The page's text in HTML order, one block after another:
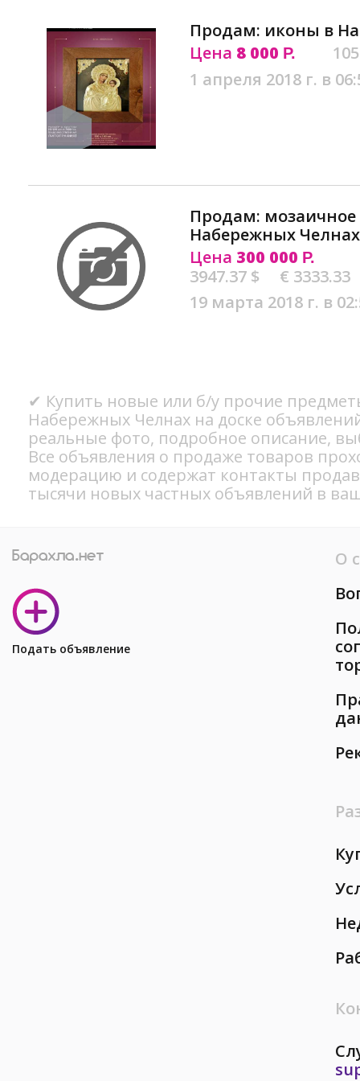
Продам: иконы в
Цена 8 000 Р.
1 апреля 2018 г. в
Продам: мозаичное
Набережных Челнах
Цена 300 000 Р.
3947.37 $
€ 3333.33
19 марта 2018 г. в
✔ Купить новые или б/у прочие
Набережных Челнах на доске
реальные фото, подробное описание,
Все объявления о продаже товаров
модерацию и содержат контакты
тысячи новых частных объявлений в
Подать объявление
О